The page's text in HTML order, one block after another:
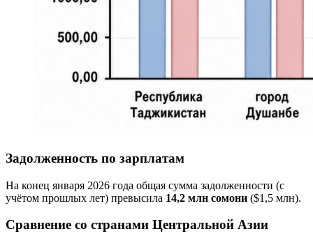
Задолженность по зарплатам
На конец января 2026 года общая сумма задолженности (с
учётом прошлых лет) превысила 14,2 млн сомони ($1,5 млн).
Сравнение со странами Центральной Азии